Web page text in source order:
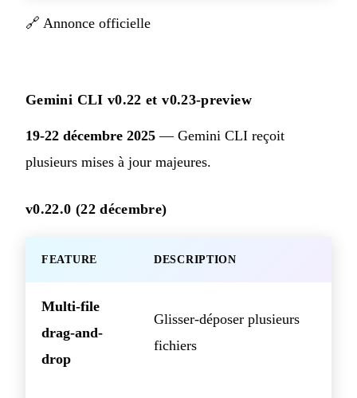
🔗 Annonce officielle
Gemini CLI v0.22 et v0.23-preview
19-22 décembre 2025 — Gemini CLI reçoit
plusieurs mises à jour majeures.
v0.22.0 (22 décembre)
FEATURE DESCRIPTION
Multi-file
drag-and-
drop
Glisser-déposer plusieurs
fichiers